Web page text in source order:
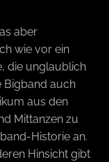
aber
wie vor ein
die unglaublich
Bigband auch
aus den
Mittanzen zu
Historie an.
Hinsicht gibt